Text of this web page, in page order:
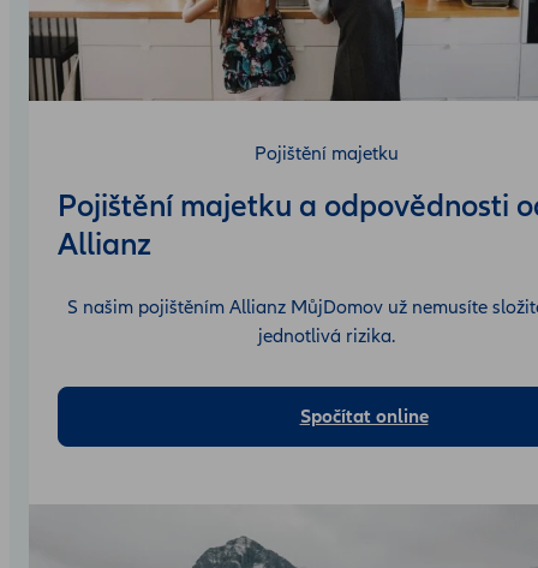
Pojištění majetku
Pojištění majetku a odpovědnosti
Allianz
S našim pojištěním Allianz MůjDomov už nemusíte
jednotlivá rizika.
Spočítat online